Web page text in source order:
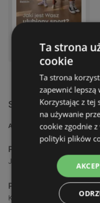
DOSTĘPNY W:
Pepco
Sklepy Pepco w
ADRES
Pepco
Jarosława Dąbrowskiego
Pepco
Kościuszki 15, ch stop
Ta strona
cookie
Ta strona
zapewnić
Korzystając z tej
na używanie
cookie zgodnie
polityki plików